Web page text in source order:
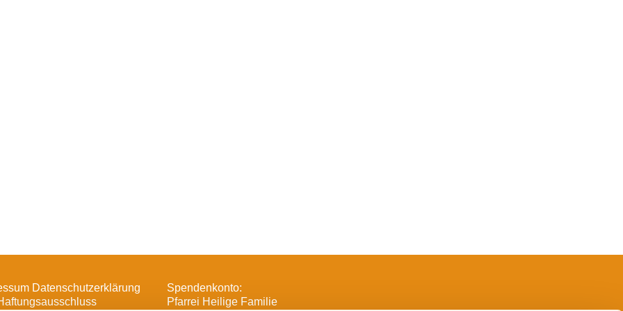
Datenschutzerklärung
Spendenkonto:
Pfarrei Heilige Familie